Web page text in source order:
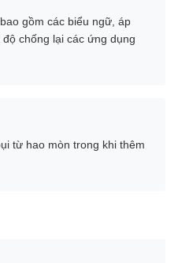
gồm các biểu ngữ, áp
chống lại các ứng dụng
từ hao mòn trong khi thêm